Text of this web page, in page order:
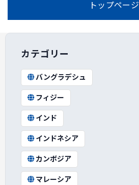
トップページ
カテゴリー
バングラデシュ
フィジー
インド
インドネシア
カンボジア
マレーシア